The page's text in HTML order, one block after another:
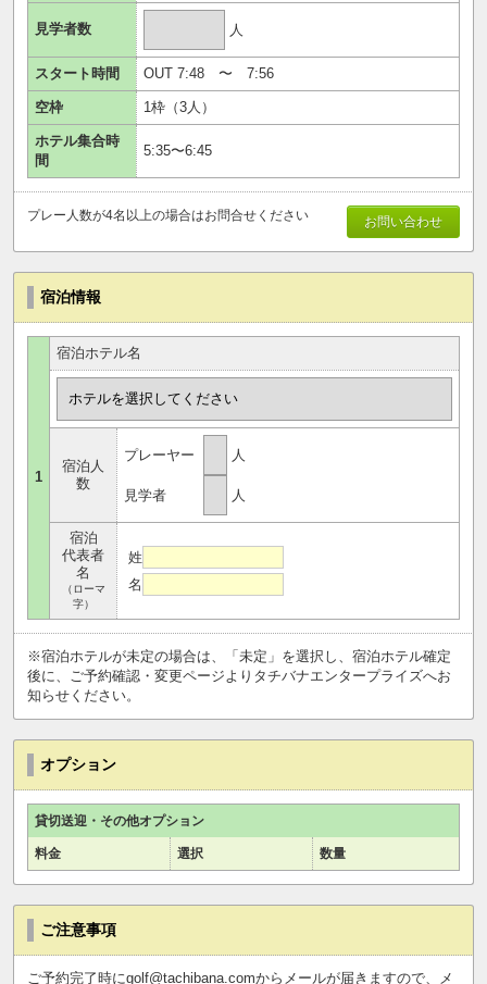
見学者数 人
スタート時間 OUT 7:48 〜 7:56
空枠 1 枠（3 人）
ホテル集合時
間
5:35〜6:45
お問い合わせ
プレー人数が4名以上の場合はお問合せください
宿泊情報
1
宿泊ホテル名
宿泊人
数
プレーヤー 人
見学者 人
宿泊
代表者
名
（ローマ
字）
姓
名
※宿泊ホテルが未定の場合は、「未定」を選択し、宿泊ホテル確定
後に、ご予約確認・変更ページよりタチバナエンタープライズへお
知らせください。
オプション
貸切送迎・その他オプション
料金 選択 数量
ご注意事項
ご予約完了時にgolf@tachibana.comからメールが届きますので、メ